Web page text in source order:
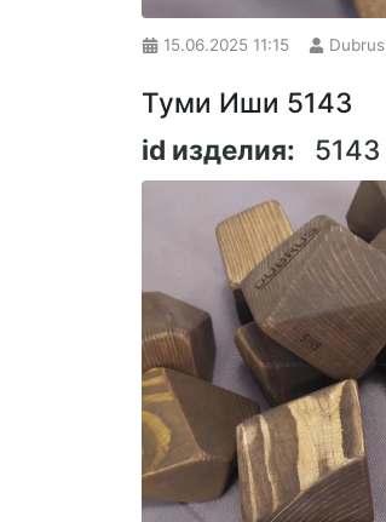
15.06.2025 11:15 Dubrus
Туми Иши 5143
id изделия:
5143